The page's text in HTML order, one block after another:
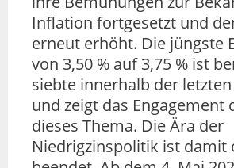
Inflation fortgesetzt und
erneut erhöht. Die jüngste
von 3,50 % auf 3,75 % ist
siebte innerhalb der
und zeigt das Engagement
dieses Thema. Die Ära der
Niedrigzinspolitik ist damit